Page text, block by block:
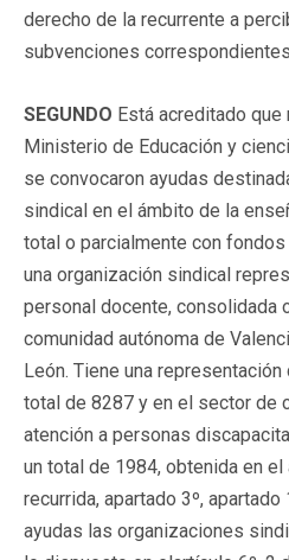
derecho de la recurrente a
subvenciones
SEGUNDO Está acreditado
Ministerio de Educación y
se convocaron ayudas
sindical en el ámbito de la
total o parcialmente con
una organización sindical
personal docente, consolidada
comunidad autónoma de
León. Tiene una
total de 8287 y en el sector de
atención a personas
un total de 1984, obtenida en el
recurrida, apartado 3º,
ayudas las organizaciones